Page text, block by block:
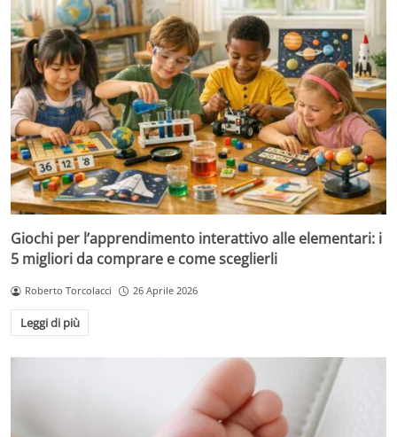
Giochi per l’apprendimento interattivo alle elementari: i
5 migliori da comprare e come sceglierli
Roberto Torcolacci 26 Aprile 2026
Leggi di più